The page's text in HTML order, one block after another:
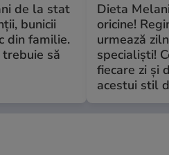
de la stat
bunicii
din familie.
să
Dieta
oricine!
urmează
specialiști!
fiecare zi și
acestui stil